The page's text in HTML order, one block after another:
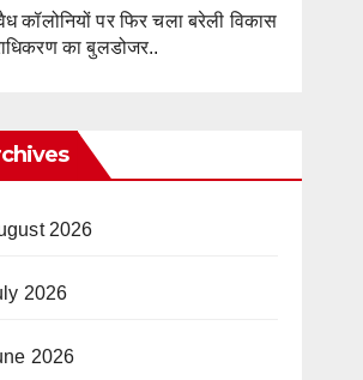
कॉलोनियों पर फिर चला बरेली विकास
का बुलडोजर..
2026
2026
2026